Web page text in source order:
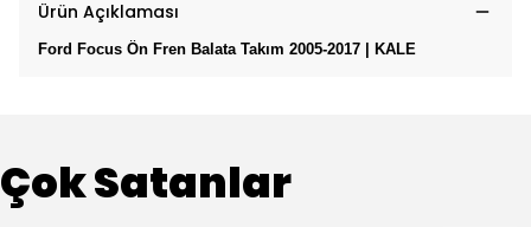
Ürün Açıklaması
Ford Focus Ön Fren Balata Takım 2005-2017 | KALE
Çok Satanlar